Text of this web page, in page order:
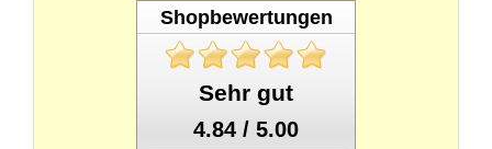
Shopbewertungen
Sehr gut
4.84 / 5.00